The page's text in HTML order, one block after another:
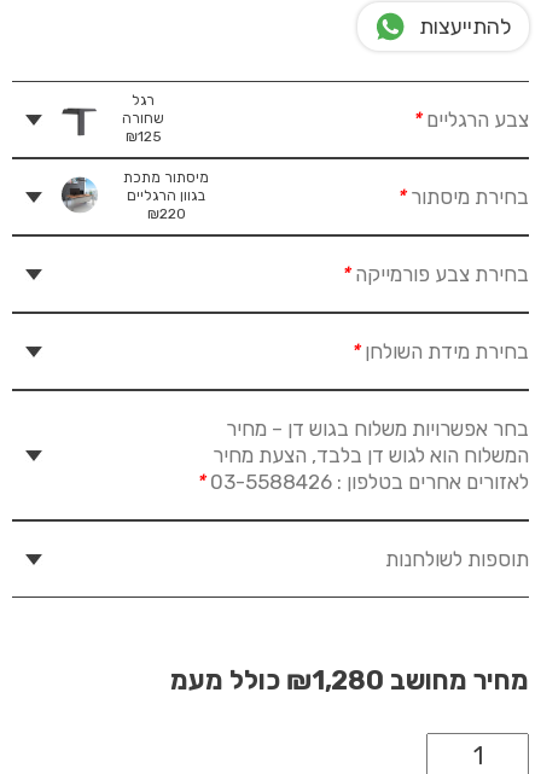
להתייעצות
צבע הרגליים*
רגל
שחורה
₪125
בחירת מיסתור*
מיסתור מתכת
בגוון הרגליים
₪220
בחירת צבע פורמייקה*
בחירת מידת השולחן*
בחר אפשרויות משלוח בגוש דן – מחיר
המשלוח הוא לגוש דן בלבד, הצעת מחיר
לאזורים אחרים בטלפון : 03-5588426
*
תוספות לשולחנות
מחיר מחושב ₪1,280 כולל מעמ